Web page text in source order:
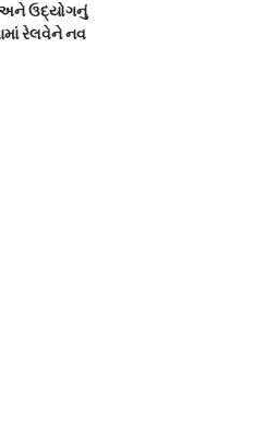
અને ઉદ્યોગનું
રેલવેને નવ